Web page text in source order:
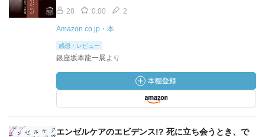
28 0.00 2
Amazon.co.jp・本
感想・レビュー
銀座坂本龍一展より
エンゼルケアのエビデンス!? 死に立ち会うとき、で